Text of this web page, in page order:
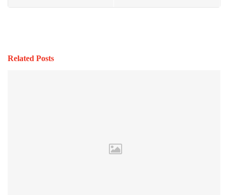
Related Posts